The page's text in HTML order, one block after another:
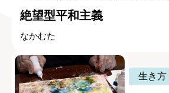
絶望型平和主義
なかむた
生き方